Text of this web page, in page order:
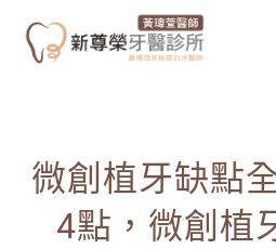
微創植牙缺點
4點，微創植